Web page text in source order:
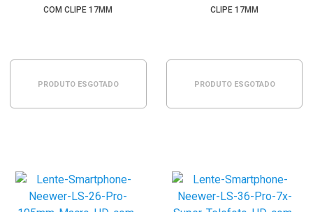
COM CLIPE 17MM
PRODUTO ESGOTADO
CLIPE 17MM
PRODUTO ESGOTADO